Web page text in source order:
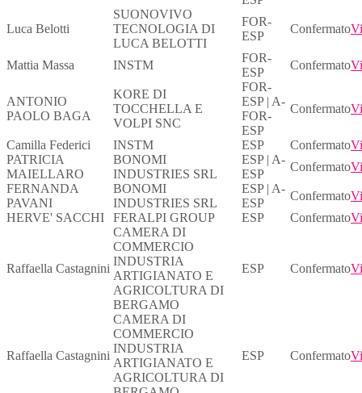
Luca Belotti
SUONOVIVO
TECNOLOGIA DI
LUCA BELOTTI
FOR-
ESP
Confermato
Mattia Massa INSTM
FOR-
ESP
Confermato
ANTONIO
PAOLO BAGA
KORE DI
TOCCHELLA E
VOLPI SNC
FOR-
ESP | A-
FOR-
ESP
Confermato
Camilla Federici INSTM ESP Confermato
PATRICIA
MAIELLARO
BONOMI
INDUSTRIES SRL
ESP | A-
ESP
Confermato
FERNANDA
PAVANI
BONOMI
INDUSTRIES SRL
ESP | A-
ESP
Confermato
HERVE' SACCHI
FERALPI GROUP ESP Confermato
Raffaella Castagnini
CAMERA DI
COMMERCIO
INDUSTRIA
ARTIGIANATO E
AGRICOLTURA DI
BERGAMO
ESP Confermato
Raffaella Castagnini
CAMERA DI
COMMERCIO
INDUSTRIA
ARTIGIANATO E
AGRICOLTURA DI
ESP Confermato